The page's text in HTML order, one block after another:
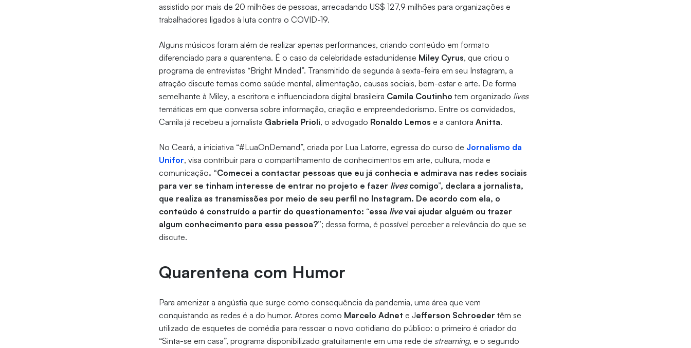
assistido por mais de 20 milhões de pessoas, arrecadando US$ 127,9 milhões para organizações e
trabalhadores ligados à luta contra o COVID-19.
Alguns músicos foram além de realizar apenas performances, criando conteúdo em formato
diferenciado para a quarentena. É o caso da celebridade estadunidense Miley Cyrus, que criou o
programa de entrevistas “Bright Minded”. Transmitido de segunda à sexta-feira em seu Instagram, a
atração discute temas como saúde mental, alimentação, causas sociais, bem-estar e arte. De forma
semelhante à Miley, a escritora e influenciadora digital brasileira Camila Coutinho tem organizado lives
temáticas em que conversa sobre informação, criação e empreendedorismo. Entre os convidados,
Camila já recebeu a jornalista Gabriela Prioli, o advogado Ronaldo Lemos e a cantora Anitta.
No Ceará, a iniciativa “#LuaOnDemand”, criada por Lua Latorre, egressa do curso de Jornalismo da
Unifor, visa contribuir para o compartilhamento de conhecimentos em arte, cultura, moda e
comunicação. “Comecei a contactar pessoas que eu já conhecia e admirava nas redes sociais
para ver se tinham interesse de entrar no projeto e fazer livescomigo”, declara a jornalista,
que realiza as transmissões por meio de seu perfil no Instagram. De acordo com ela, o
conteúdo é construído a partir do questionamento: “essa livevai ajudar alguém ou trazer
algum conhecimento para essa pessoa?”; dessa forma, é possível perceber a relevância do que se
discute.
Quarentena com Humor
Para amenizar a angústia que surge como consequência da pandemia, uma área que vem
conquistando as redes é a do humor. Atores como Marcelo Adnet e Jefferson Schroeder têm se
utilizado de esquetes de comédia para ressoar o novo cotidiano do público: o primeiro é criador do
“Sinta-se em casa”, programa disponibilizado gratuitamente em uma rede de streaming, e o segundo